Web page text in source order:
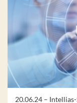
20.06.24 –